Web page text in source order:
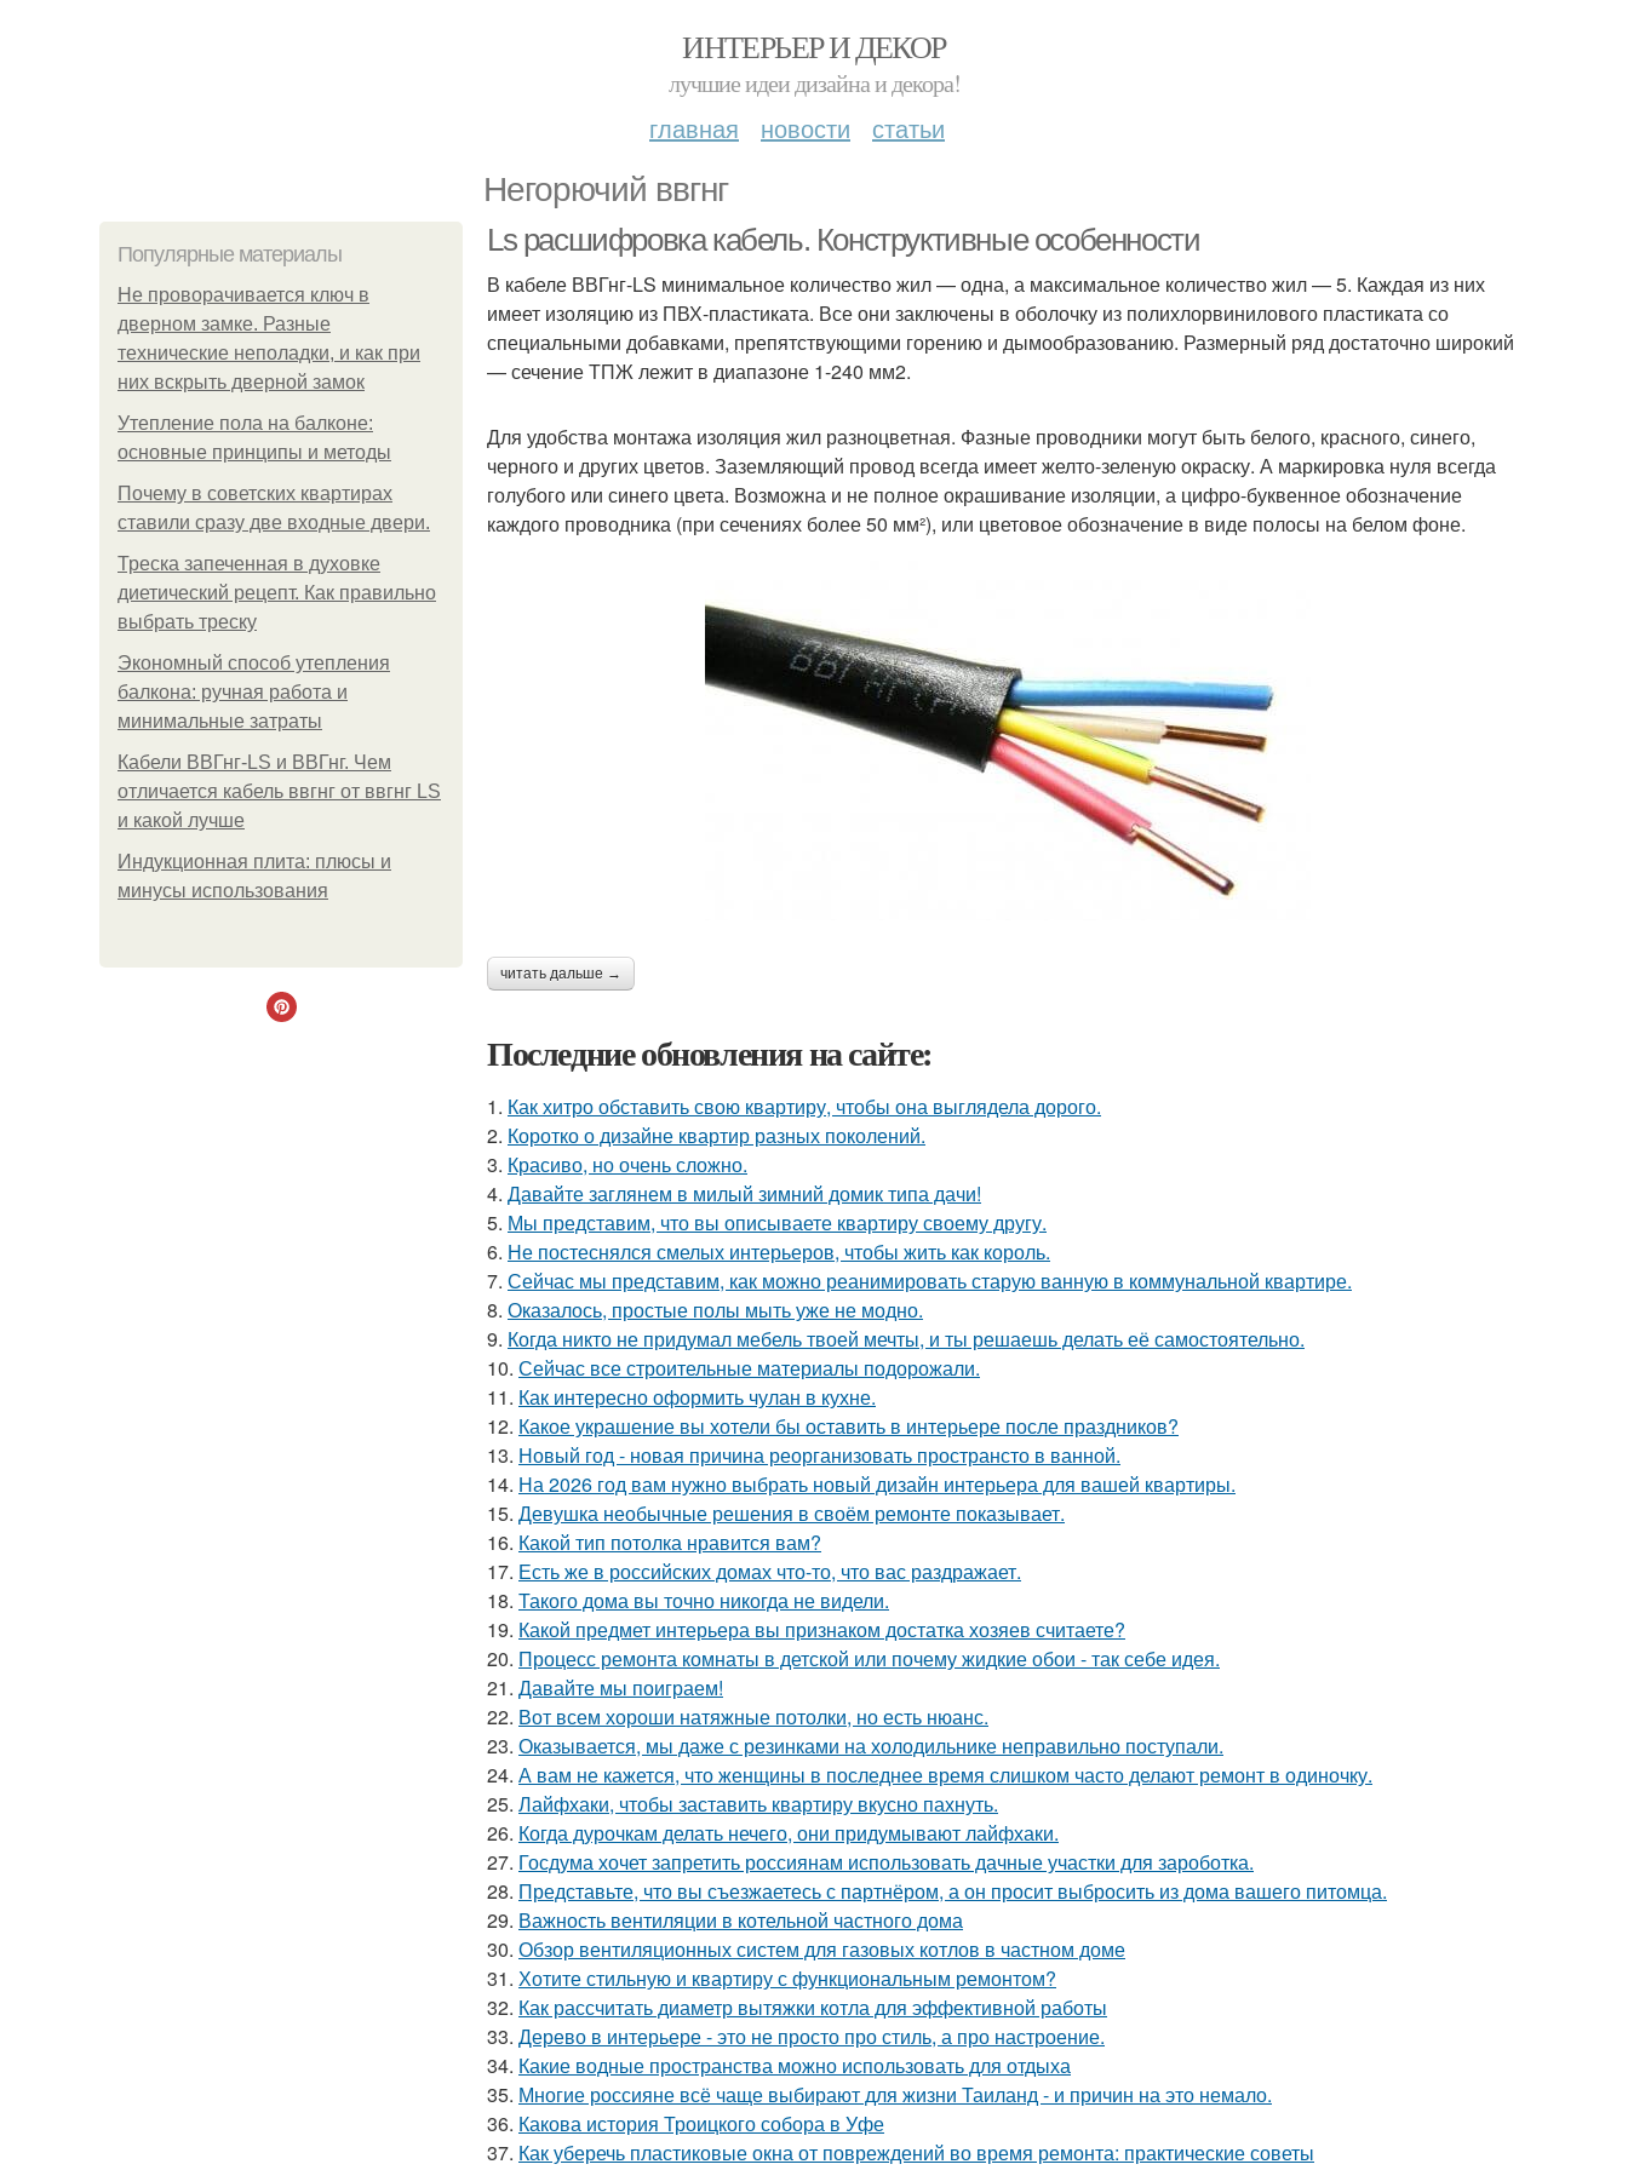
ИНТЕРЬЕР И ДЕКОР
лучшие идеи дизайна и декора!
главная новости статьи
Негорючий ввгнг
Популярные материалы
Не проворачивается ключ в
дверном замке. Разные
технические неполадки, и как при
них вскрыть дверной замок
Утепление пола на балконе:
основные принципы и методы
Почему в советских квартирах
ставили сразу две входные двери.
Треска запеченная в духовке
диетический рецепт. Как правильно
выбрать треску
Экономный способ утепления
балкона: ручная работа и
минимальные затраты
Кабели ВВГнг-LS и ВВГнг. Чем
отличается кабель ввгнг от ввгнг LS
и какой лучше
Индукционная плита: плюсы и
минусы использования
Ls расшифровка кабель. Конструктивные особенности
В кабеле ВВГнг-LS минимальное количество жил — одна, а максимальное количество жил — 5. Каждая из них
имеет изоляцию из ПВХ-пластиката. Все они заключены в оболочку из полихлорвинилового пластиката со
специальными добавками, препятствующими горению и дымообразованию. Размерный ряд достаточно широкий
— сечение ТПЖ лежит в диапазоне 1-240 мм2.
Для удобства монтажа изоляция жил разноцветная. Фазные проводники могут быть белого, красного, синего,
черного и других цветов. Заземляющий провод всегда имеет желто-зеленую окраску. А маркировка нуля всегда
голубого или синего цвета. Возможна и не полное окрашивание изоляции, а цифро-буквенное обозначение
каждого проводника (при сечениях более 50 мм²), или цветовое обозначение в виде полосы на белом фоне.
читать дальше →
Последние обновления на сайте:
1. Как хитро обставить свою квартиру, чтобы она выглядела дорого.
2. Коротко о дизайне квартир разных поколений.
3. Красиво, но очень сложно.
4. Давайте заглянем в милый зимний домик типа дачи!
5. Мы представим, что вы описываете квартиру своему другу.
6. Не постеснялся смелых интерьеров, чтобы жить как король.
7. Сейчас мы представим, как можно реанимировать старую ванную в коммунальной квартире.
8. Оказалось, простые полы мыть уже не модно.
9. Когда никто не придумал мебель твоей мечты, и ты решаешь делать её самостоятельно.
10. Сейчас все строительные материалы подорожали.
11. Как интересно оформить чулан в кухне.
12. Какое украшение вы хотели бы оставить в интерьере после праздников?
13. Новый год - новая причина реорганизовать пространсто в ванной.
14. На 2026 год вам нужно выбрать новый дизайн интерьера для вашей квартиры.
15. Девушка необычные решения в своём ремонте показывает.
16. Какой тип потолка нравится вам?
17. Есть же в российских домах что-то, что вас раздражает.
18. Такого дома вы точно никогда не видели.
19. Какой предмет интерьера вы признаком достатка хозяев считаете?
20. Процесс ремонта комнаты в детской или почему жидкие обои - так себе идея.
21. Давайте мы поиграем!
22. Вот всем хороши натяжные потолки, но есть нюанс.
23. Оказывается, мы даже с резинками на холодильнике неправильно поступали.
24. А вам не кажется, что женщины в последнее время слишком часто делают ремонт в одиночку.
25. Лайфхаки, чтобы заставить квартиру вкусно пахнуть.
26. Когда дурочкам делать нечего, они придумывают лайфхаки.
27. Госдума хочет запретить россиянам использовать дачные участки для зароботка.
28. Представьте, что вы съезжаетесь с партнёром, а он просит выбросить из дома вашего питомца.
29. Важность вентиляции в котельной частного дома
30. Обзор вентиляционных систем для газовых котлов в частном доме
31. Хотите стильную и квартиру с функциональным ремонтом?
32. Как рассчитать диаметр вытяжки котла для эффективной работы
33. Дерево в интерьере - это не просто про стиль, а про настроение.
34. Какие водные пространства можно использовать для отдыха
35. Многие россияне всё чаще выбирают для жизни Таиланд - и причин на это немало.
36. Какова история Троицкого собора в Уфе
37. Как уберечь пластиковые окна от повреждений во время ремонта: практические советы